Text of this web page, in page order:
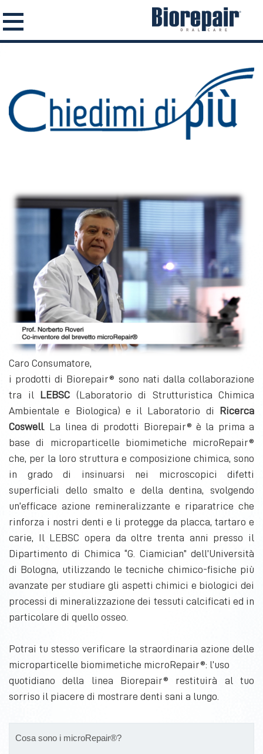
Caro Consumatore,
i prodotti di Biorepair® sono nati dalla collaborazione
tra il
LEBSC (Laboratorio di Strutturistica Chimica
Ambientale e Biologica) e il Laboratorio di
Ricerca
Coswell. La linea di prodotti Biorepair® è la prima a
base di microparticelle biomimetiche microRepair®
che, per la loro struttura e composizione chimica, sono
in grado di insinuarsi nei microscopici difetti
superficiali dello smalto e della dentina, svolgendo
un’efficace azione remineralizzante e riparatrice che
rinforza i nostri denti e li protegge da placca, tartaro e
carie, Il LEBSC opera da oltre trenta anni presso il
Dipartimento di Chimica “G. Ciamician” dell’Università
di Bologna, utilizzando le tecniche chimico-fisiche più
avanzate per studiare gli aspetti chimici e biologici dei
processi di mineralizzazione dei tessuti calcificati ed in
particolare di quello osseo.
Potrai tu stesso verificare la straordinaria azione delle
microparticelle biomimetiche microRepair®: l’uso
quotidiano della linea Biorepair® restituirà al tuo
sorriso il piacere di mostrare denti sani a lungo.
Cosa sono i microRepair®?